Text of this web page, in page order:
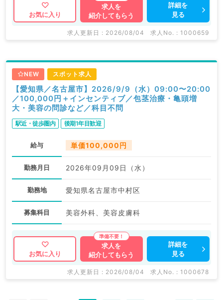
お気に入り
求人を
紹介してもらう
詳細を
見る
求人更新日 : 2026/08/04 求人No. : 1000659
NEW スポット求人
【愛知県／名古屋市】2026/9/9（水）09:00〜20:00
／100,000円＋インセンティブ／包茎治療・亀頭増
大・美容の問診など／科目不問
駅近・徒歩圏内 後期1年目歓迎
給与 単価100,000円
勤務月日 2026年09月09日（水）
勤務地 愛知県名古屋市中村区
募集科目 美容外科、美容皮膚科
お気に入り
求人を
紹介してもらう
詳細を
見る
求人更新日 : 2026/08/04 求人No. : 1000678